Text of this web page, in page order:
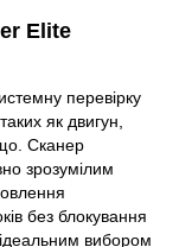
Elite
перевірку
як двигун,
Сканер
зрозумілим
без блокування
вибором